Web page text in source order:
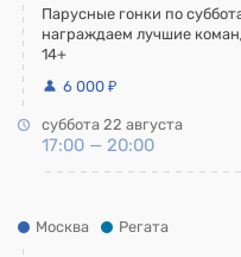
Парусные гонки по
награждаем лучшие
14+
6 000 ₽
суббота 22 августа
17:00 — 20:00
Москва Регата